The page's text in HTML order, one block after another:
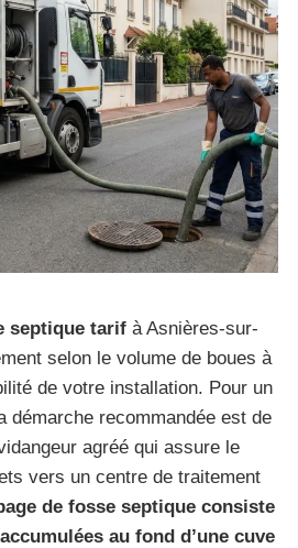
septique tarifà Asnières-sur-
selon le volume de boues à
de votre installation. Pour un
démarche recommandée est de
agréé qui assure le
vers un centre de traitement
de fosse septique consiste
au fond d’une cuve